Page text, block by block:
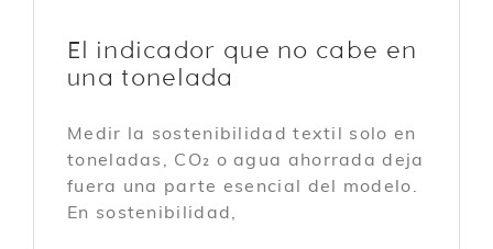
El indicador que no cabe en
una tonelada
Medir la sostenibilidad textil solo en
toneladas, CO₂ o agua ahorrada deja
fuera una parte esencial del modelo.
En sostenibilidad,